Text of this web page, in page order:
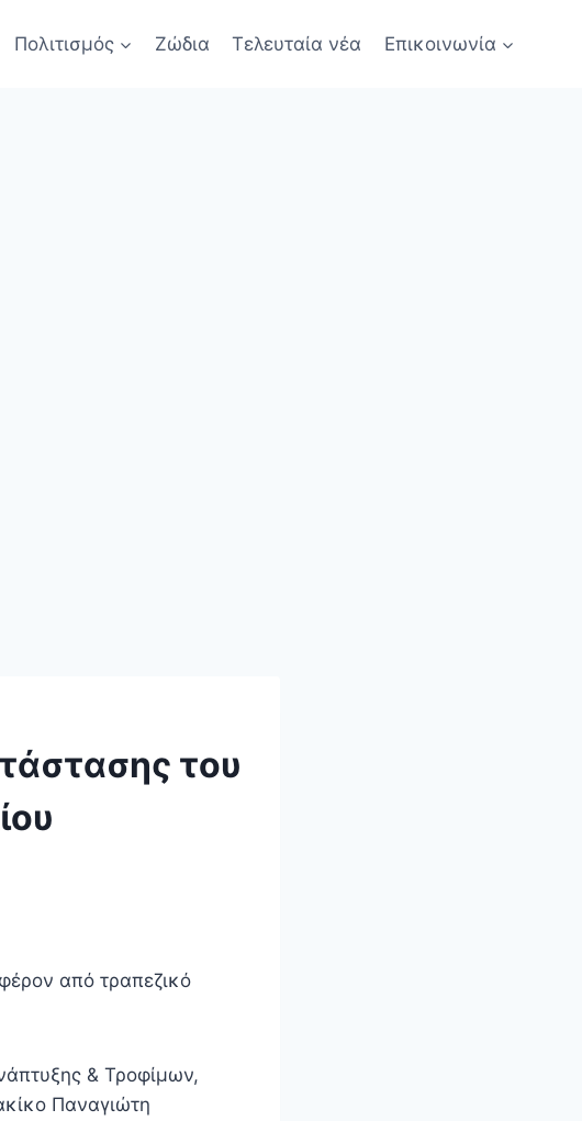
Πολιτισμός Ζώδια Τελευταία νέα Επικοινωνία
του
από τραπεζικό
& Τροφίμων,
Παναγιώτη